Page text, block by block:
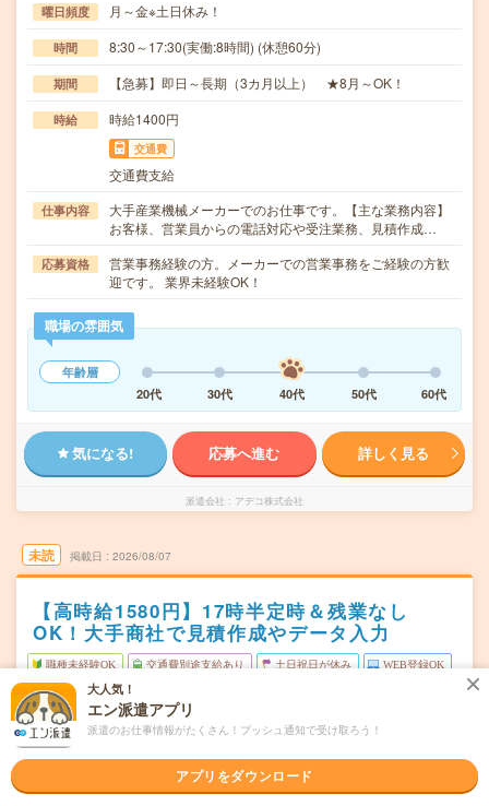
曜日頻度 月～金※土日休み！
時間 8:30～17:30(実働:8時間) (休憩60分)
期間 【急募】即日～長期（3カ月以上） ★8月～OK！
時給 時給1400円
交通費
交通費支給
仕事内容
大手産業機械メーカーでのお仕事です。【主な業務内容】
お客様、営業員からの電話対応や受注業務、見積作成…
応募資格
営業事務経験の方。メーカーでの営業事務をご経験の方歓
迎です。 業界未経験OK！
職場の雰囲気
年齢層
20代
30代 40代 50代 60代
気になる! 応募へ進む 詳しく見る
派遣会社 アデコ株式会社
未読 掲載日 2026/08/07
【高時給1580円】17時半定時＆残業なし
OK！大手商社で見積作成やデータ入力
職種未経験OK 交通費別途支給あり 土日祝日が休み WEB登録OK
派遣
勤務地
静岡市駿河区
大人気！
エン派遣アプリ
派遣のお仕事情報がたくさん！プッシュ通知で受け取ろう！
アプリをダウンロード